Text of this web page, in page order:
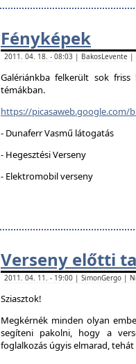
Fényképek
2011. 04. 18. - 08:03 | BakosLevente |
Galériánkba felkerült sok
témákban.
https://picasaweb.google.com/
- Dunaferr Vasmű látogatás
- Hegesztési Verseny
- Elektromobil verseny
Verseny előtti
2011. 04. 11. - 19:00 | SimonGergo |
Sziasztok!
Megkérnék minden olyan
segíteni pakolni, hogy a
foglalkozás úgyis elmarad,